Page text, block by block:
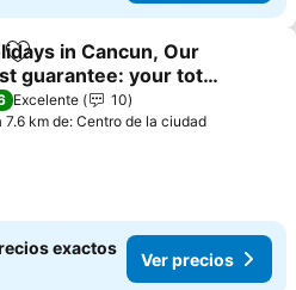
Agregar a favoritos
in Cancun, Our
guarantee: your total
Excelente
10
7.6 km de: Centro de la ciudad
exactos
Ver precios